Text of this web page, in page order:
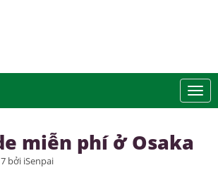
miễn phí ở Osaka
bởi iSenpai